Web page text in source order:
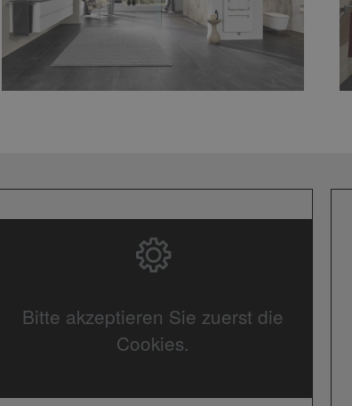
Bitte akzeptieren Sie zuerst die
Cookies.